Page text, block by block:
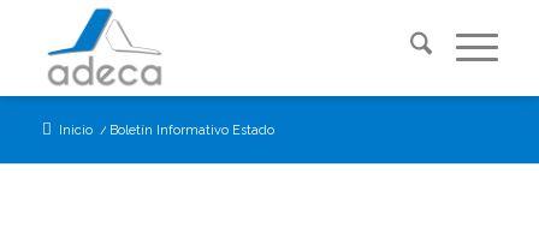
Inicio / Boletín Informativo Estado